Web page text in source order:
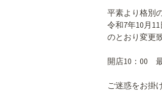
平素より格別
令和7年10月
のとおり変更
開店10：00
ご迷惑をお掛